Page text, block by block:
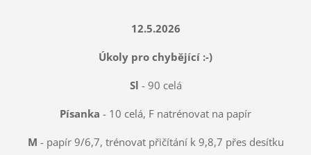
12.5.2026
Úkoly pro chybějící :-)
Sl - 90 celá
Písanka - 10 celá, F natrénovat na papír
M - papír 9/6,7, trénovat přičítání k 9,8,7 přes desítku